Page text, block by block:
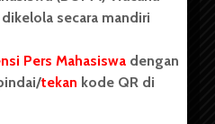
(BOPM) Wacana merupakan
luar kampus dan dikelola
Universitas Sumatera Utara
merupakan salah satu
di Universitas Sumatera
secara mandiri
Pers Mahasiswa dengan
tekan kode QR di